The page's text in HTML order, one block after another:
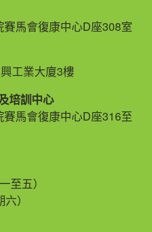
馬會復康中心D座308室
工業大廈3樓
培訓中心
馬會復康中心D座316至
至五）
）